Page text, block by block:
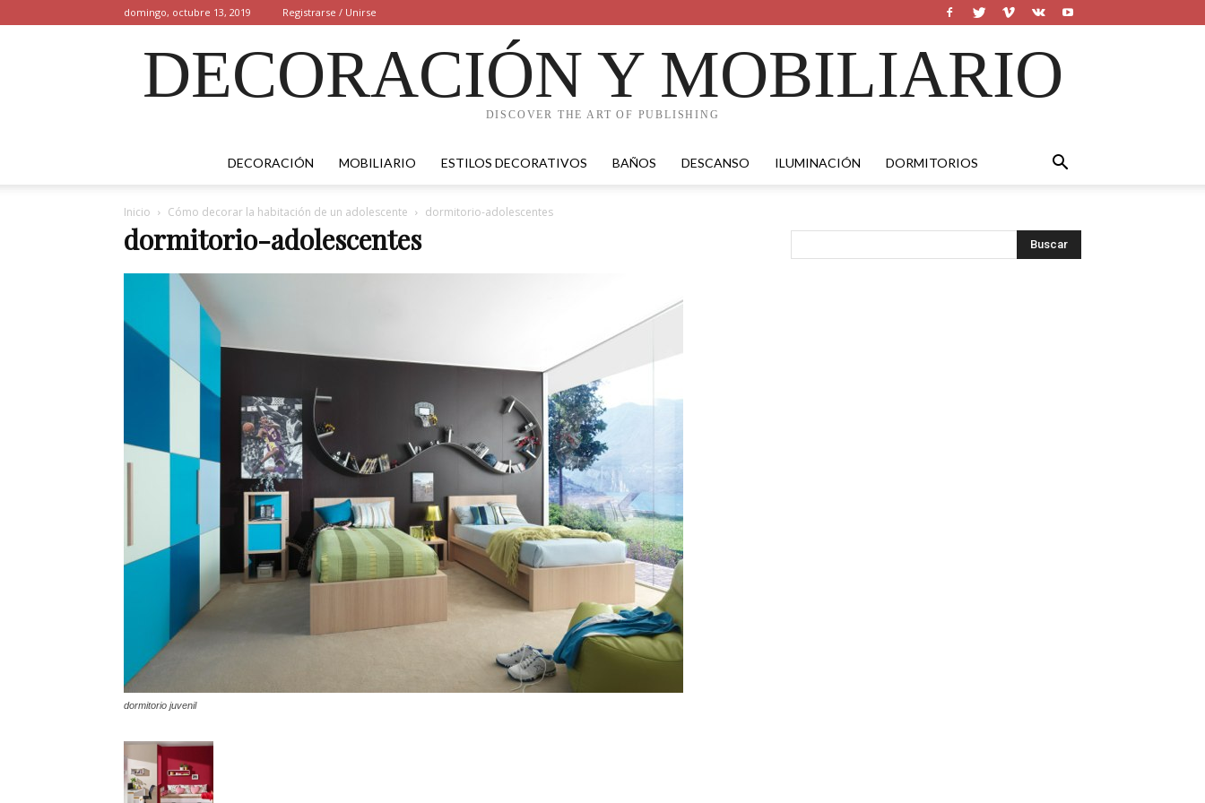
domingo, octubre 13, 2019 Registrarse / Unirse
DECORACIÓN Y MOBILIARIO
DISCOVER THE ART OF PUBLISHING
DECORACIÓN MOBILIARIO ESTILOS DECORATIVOS BAÑOS DESCANSO ILUMINACIÓN DORMITORIOS
Inicio Cómo decorar la habitación de un adolescente dormitorio-adolescentes
dormitorio-adolescentes
dormitorio juvenil